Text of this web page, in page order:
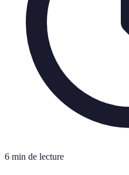
6 min de lecture